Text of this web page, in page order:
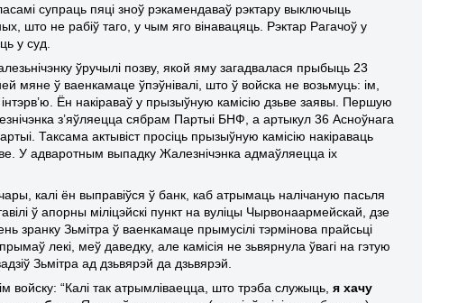
супраць пяці зноў рэкамендаваў рэктару выключыць
што не рабіў таго, у чымяго вінавацяць. Рэктар Рагачоў у
у суд.
ўручылі позву, якой яму загадвалася прыбыць 23
мяне ў ваенкамаце ўпэўнівалі, што ў войска не возьмуць: ім,
Ён накіраваў у прызыўную камісію дзьве заявы. Першую
з’яўляецца сябрам Партыі БНФ, а артыкул 36 Асноўнага
Таксама актывіст просіць прызыўную камісію накіраваць
У адваротным выпадку Жалезнічэнка адмаўляецца іх
калі ён выправіўся ў банк, каб атрымаць налічаную пасьля
ў апорны міліцэйскі пункт на вуліцы Чырвонаармейскай, дзе
зранку Зьмітра ў ваенкамаце прымусілі тэрмінова прайсьці
лекі, меў даведку, але камісія не зьвярнула ўвагі на гэтую
Зьмітра ад дзьвярэй да дзьвярэй.
войску: “Калі так атрымліваецца, што трэба служыць,я хачу